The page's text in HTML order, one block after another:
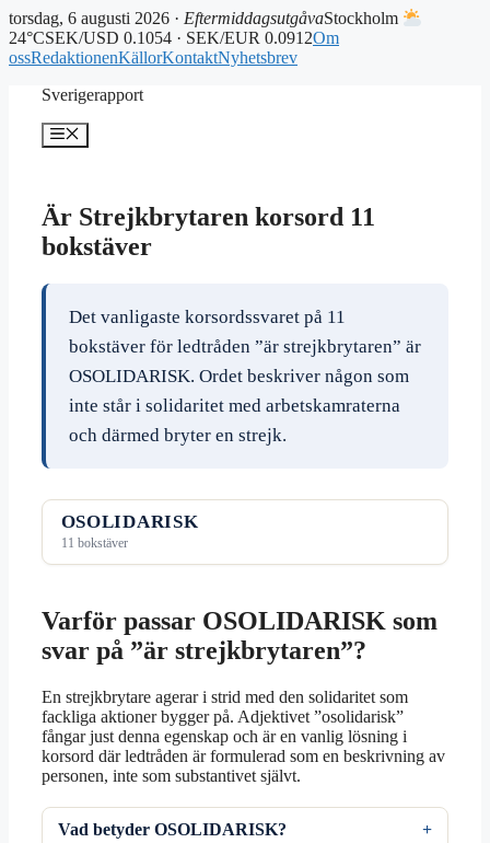
torsdag, 6 augusti 2026 · EftermiddagsutgåvaStockholm
24°CSEK/USD 0.1054 · SEK/EUR 0.0912Om
ossRedaktionenKällorKontaktNyhetsbrev
Sverigerapport
Meny
Är Strejkbrytaren korsord 11
bokstäver
Det vanligaste korsordssvaret på 11
bokstäver för ledtråden ”är strejkbrytaren” är
OSOLIDARISK. Ordet beskriver någon som
inte står i solidaritet med arbetskamraterna
och därmed bryter en strejk.
OSOLIDARISK
11 bokstäver
Varför passar OSOLIDARISK som
svar på ”är strejkbrytaren”?
En strejkbrytare agerar i strid med den solidaritet som
fackliga aktioner bygger på. Adjektivet ”osolidarisk”
fångar just denna egenskap och är en vanlig lösning i
korsord där ledtråden är formulerad som en beskrivning av
personen, inte som substantivet självt.
Vad betyder OSOLIDARISK?